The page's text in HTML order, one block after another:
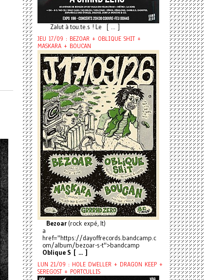
Zalut à tou.te.s ! Le [ ... ]
JEU 17/09 : BEZOAR + OBLIQUE SHIT +
MASKARA + BOUCAN
Bezoar (rock expé, It)
a
href="https://dayoffrecords.bandcamp.c
om/album/bezoar-s-t">bandcamp
Oblique S [ ... ]
LUN 21/09 : HOLE DWELLER + DRAGON KEEP +
SEREGOST + PORTCULLIS